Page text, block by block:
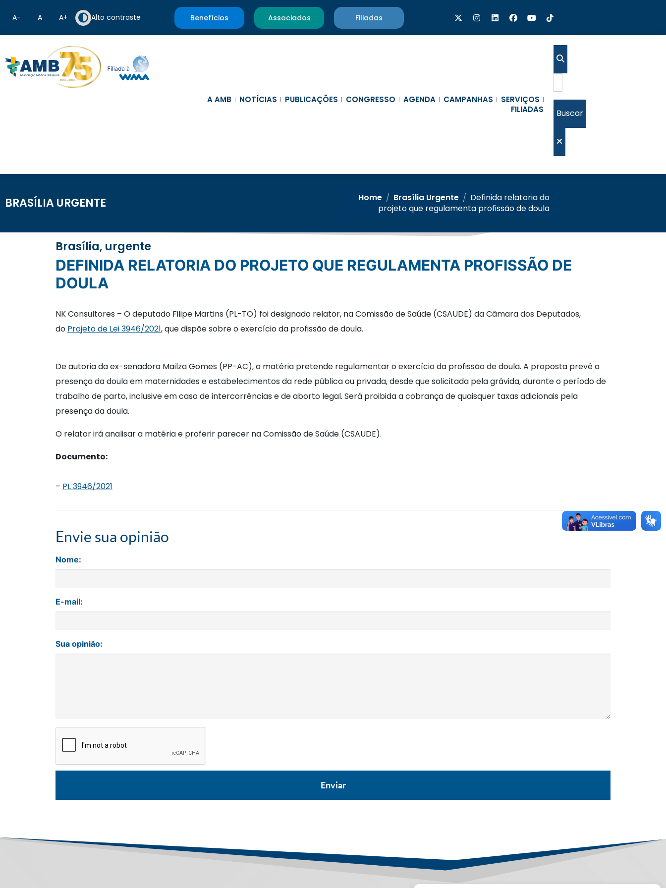
A− A A+ Alto contraste Benefícios Associados Filiadas
A AMB NOTÍCIAS PUBLICAÇÕES CONGRESSO AGENDA CAMPANHAS
SERVIÇOS
FILIADAS
Buscar
BRASÍLIA URGENTE Home / Brasília Urgente / Definida relatoria do
projeto que regulamenta profissão de doula
Brasília, urgente
DEFINIDA RELATORIA DO PROJETO QUE REGULAMENTA PROFISSÃO DE
DOULA
NK Consultores – O deputado Filipe Martins (PL-TO) foi designado relator, na Comissão de Saúde (CSAUDE) da Câmara dos Deputados,
do Projeto de Lei 3946/2021, que dispõe sobre o exercício da profissão de doula.
De autoria da ex-senadora Mailza Gomes (PP-AC), a matéria pretende regulamentar o exercício da profissão de doula. A proposta prevê a
presença da doula em maternidades e estabelecimentos da rede pública ou privada, desde que solicitada pela grávida, durante o período de
trabalho de parto, inclusive em caso de intercorrências e de aborto legal. Será proibida a cobrança de quaisquer taxas adicionais pela
presença da doula.
O relator irá analisar a matéria e proferir parecer na Comissão de Saúde (CSAUDE).
Documento:
– PL 3946/2021
Envie sua opinião
Nome:
E-mail:
Sua opinião: